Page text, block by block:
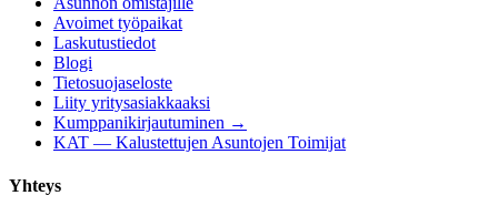
Avoimet työpaikat
Laskutustiedot
Blogi
Tietosuojaseloste
Liity yritysasiakkaaksi
Kumppanikirjautuminen →
KAT — Kalustettujen Asuntojen Toimijat
Yhteys